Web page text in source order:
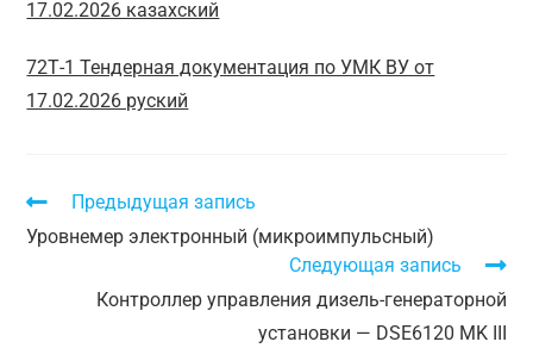
17.02.2026 казахский
72Т-1 Тендерная документация по УМК ВУ от
17.02.2026 руский
Предыдущая запись
Уровнемер электронный (микроимпульсный)
Следующая запись
Контроллер управления дизель-генераторной
установки — DSE6120 MK III